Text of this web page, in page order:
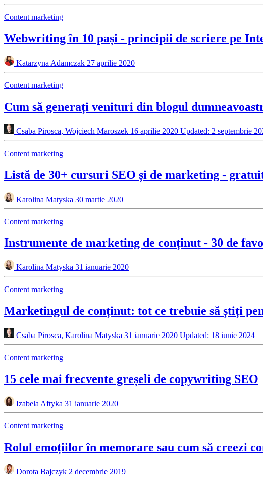
Content marketing
Webwriting în 10 pași - principii de scriere pe
Katarzyna Adamczak 27 aprilie 2020
Content marketing
Cum să generați venituri din blogul
Csaba Pirosca, Wojciech Maroszek 16 aprilie 2020 Updated: 2 septembrie
Content marketing
Listă de 30+ cursuri SEO și de marketing -
Karolina Matyska 30 martie 2020
Content marketing
Instrumente de marketing de conținut - 30 de
Karolina Matyska 31 ianuarie 2020
Content marketing
Marketingul de conținut: tot ce trebuie să știți
Csaba Pirosca, Karolina Matyska 31 ianuarie 2020 Updated: 18 iunie 2024
Content marketing
15 cele mai frecvente greșeli de copywriting SEO
Izabela Aftyka 31 ianuarie 2020
Content marketing
Rolul emoțiilor în memorare sau cum să creezi
Dorota Bajczyk 2 decembrie 2019